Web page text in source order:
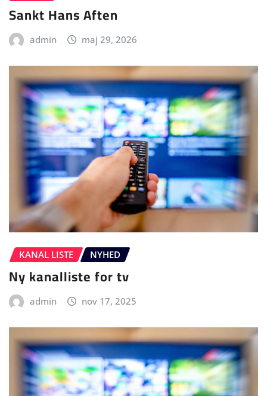
Sankt Hans Aften
admin maj 29, 2026
KANAL LISTE NYHED
Ny kanalliste for tv
admin nov 17, 2025